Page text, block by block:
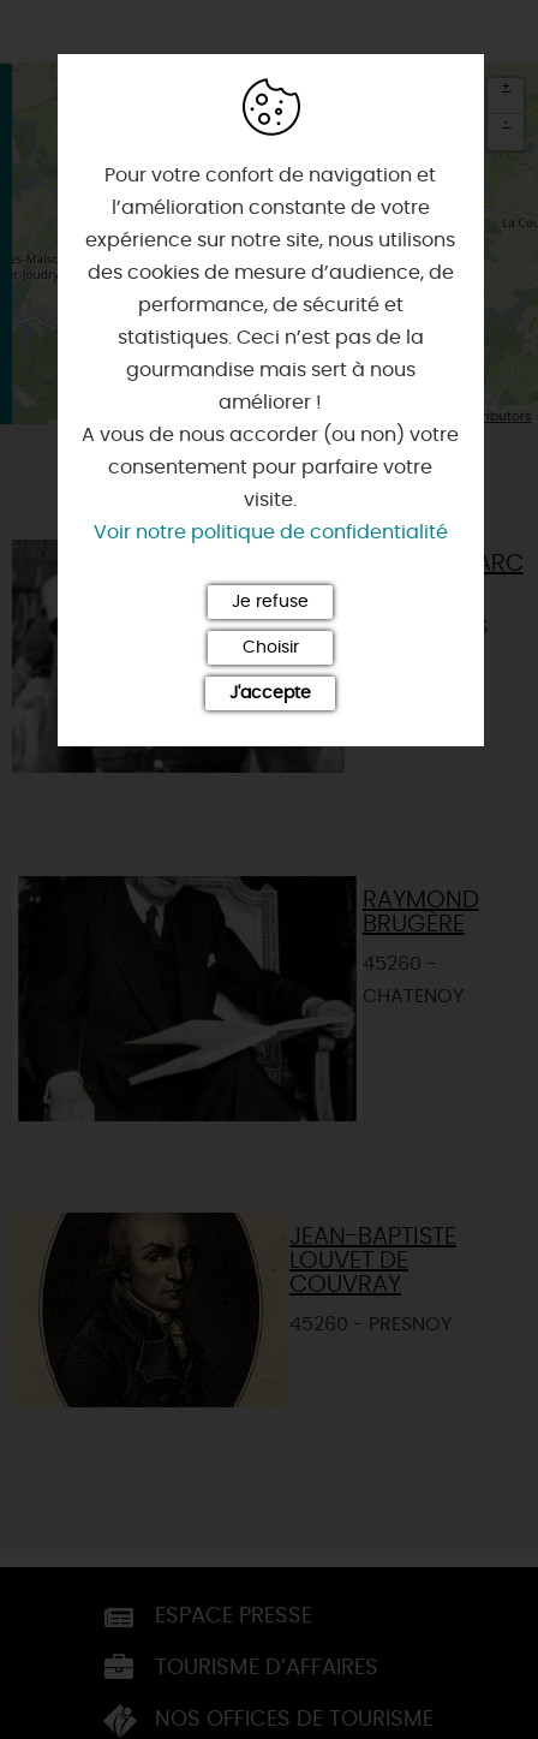
×
Itinéraire vers
LORRIS
+
-
| Map data © OpenStreetMap contributors
VOUS AIMEREZ AUSSI
COLONEL MARC
45260 - LORRIS
RAYMOND
BRUGÈRE
45260 -
CHATENOY
JEAN-BAPTISTE
LOUVET DE
COUVRAY
45260 - PRESNOY
ESPACE PRESSE
TOURISME D’AFFAIRES
NOS OFFICES DE TOURISME
Pour votre confort de navigation et
l’amélioration constante de votre
expérience sur notre site, nous utilisons
des cookies de mesure d’audience, de
performance, de sécurité et
statistiques. Ceci n’est pas de la
gourmandise mais sert à nous
améliorer !
A vous de nous accorder (ou non) votre
consentement pour parfaire votre
visite.
Voir notre politique de confidentialité
Je refuse
Choisir
J'accepte